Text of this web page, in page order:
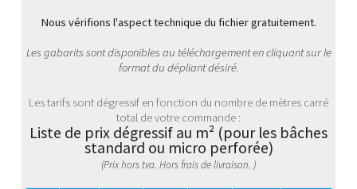
Nous vérifions l'aspect technique du fichier gratuitement.
Les gabarits sont disponibles au téléchargement en cliquant sur le
format du dépliant désiré.
Les tarifs sont dégressif en fonction du nombre de mètres carré
total de votre commande :
Liste de prix dégressif au m² (pour les bâches
standard ou micro perforée)
(Prix hors tva. Hors frais de livraison. )